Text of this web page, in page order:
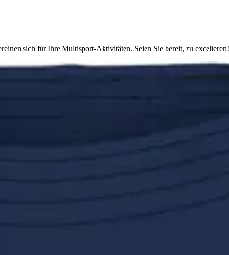
sich für Ihre Multisport-Aktivitäten. Seien Sie bereit, zu excelieren!